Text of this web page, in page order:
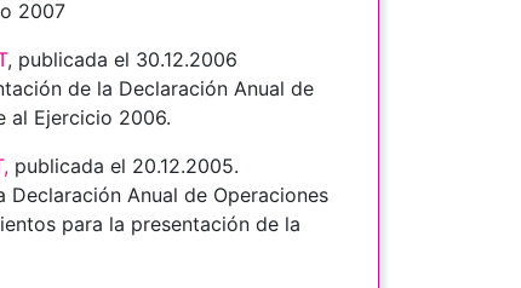
2007
, publicada el 30.12.2006
de la Declaración Anual de
al Ejercicio 2006.
,publicada el 20.12.2005.
Anual de Operaciones
para la presentación de la